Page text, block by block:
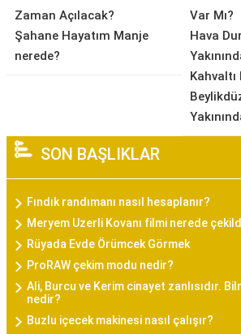
Zaman Açılacak?
Şahane Hayatım Manje
nerede?
Var Mı?
Hava
Kahvaltı
SON BAŞLIKLAR
Fındık randımanı nasıl hesaplanır?
Meryem Uzerli Kovanı filmi nerede
Rüyada Evde Örümcek Görmek
ProRAW çekim modu nedir?
Ali, Burcu ve Kerim cinayet zanlısıdır.
nedir?
Buzlu içecek makinesi nasıl çalışır?